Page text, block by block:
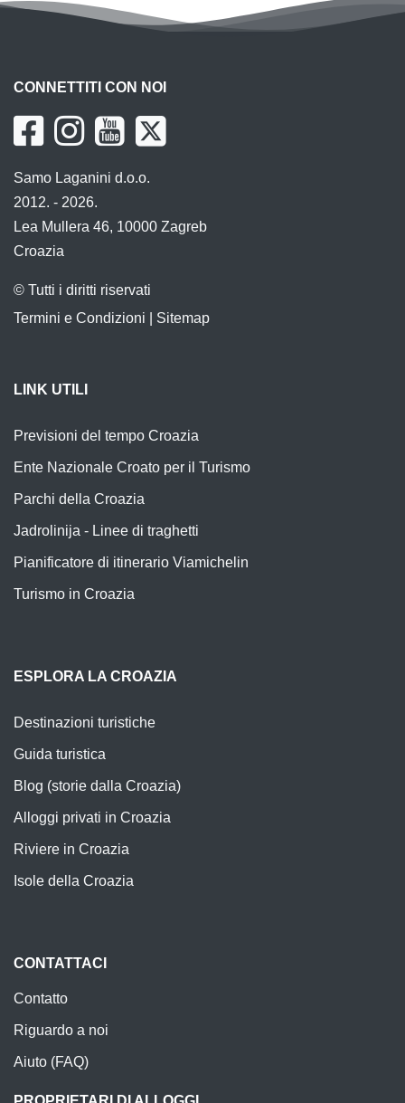
CONNETTITI CON NOI
Samo Laganini d.o.o.
2012. - 2026.
Lea Mullera 46, 10000 Zagreb
Croazia
© Tutti i diritti riservati
Termini e Condizioni
Sitemap
LINK UTILI
Previsioni del tempo Croazia
Ente Nazionale Croato per il Turismo
Parchi della Croazia
Jadrolinija - Linee di traghetti
Pianificatore di itinerario Viamichelin
Turismo in Croazia
ESPLORA LA CROAZIA
Destinazioni turistiche
Guida turistica
Blog (storie dalla Croazia)
Alloggi privati in Croazia
Riviere in Croazia
Isole della Croazia
CONTATTACI
Contatto
Riguardo a noi
Aiuto (FAQ)